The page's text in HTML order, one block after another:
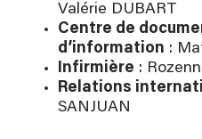
Valérie DUBART
Centre de
d’information :
Infirmière :
Relations
SANJUAN